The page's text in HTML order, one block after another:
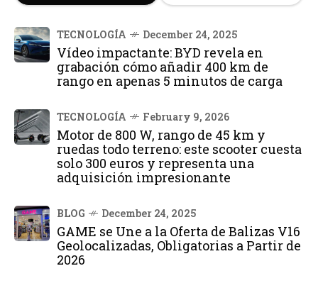
TECNOLOGÍA December 24, 2025
Vídeo impactante: BYD revela en
grabación cómo añadir 400 km de
rango en apenas 5 minutos de carga
TECNOLOGÍA February 9, 2026
Motor de 800 W, rango de 45 km y
ruedas todo terreno: este scooter cuesta
solo 300 euros y representa una
adquisición impresionante
BLOG December 24, 2025
GAME se Une a la Oferta de Balizas V16
Geolocalizadas, Obligatorias a Partir de
2026